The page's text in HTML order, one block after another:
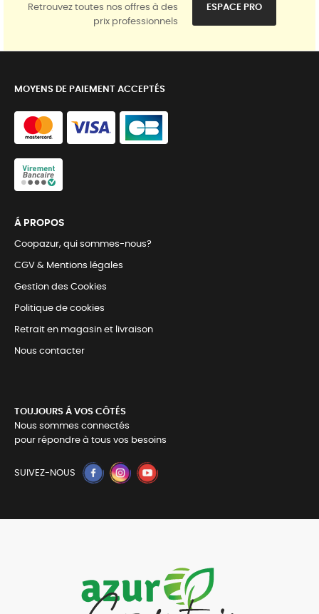
Retrouvez toutes nos offres à des
prix professionnels
ESPACE PRO
MOYENS DE PAIEMENT ACCEPTÉS
Á PROPOS
Coopazur, qui sommes-nous?
CGV & Mentions légales
Gestion des Cookies
Politique de cookies
Retrait en magasin et livraison
Nous contacter
TOUJOURS Á VOS CÔTÉS
Nous sommes connectés
pour répondre à tous vos besoins
SUIVEZ-NOUS